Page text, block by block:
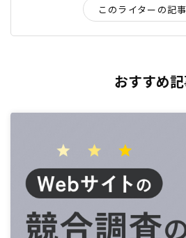
このライターの記
おすすめ